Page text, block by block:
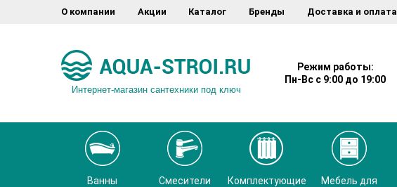
О компании Акции Каталог Бренды Доставка и оплата
Интернет-магазин сантехники под ключ
Режим работы:
Пн-Вс с 9:00 до 19:00
Ванны Смесители
Комплектующие
Мебель для